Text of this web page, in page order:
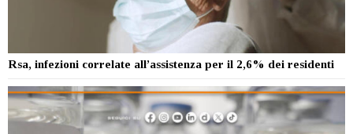
Rsa, infezioni correlate all’assistenza per il 2,6% dei residenti